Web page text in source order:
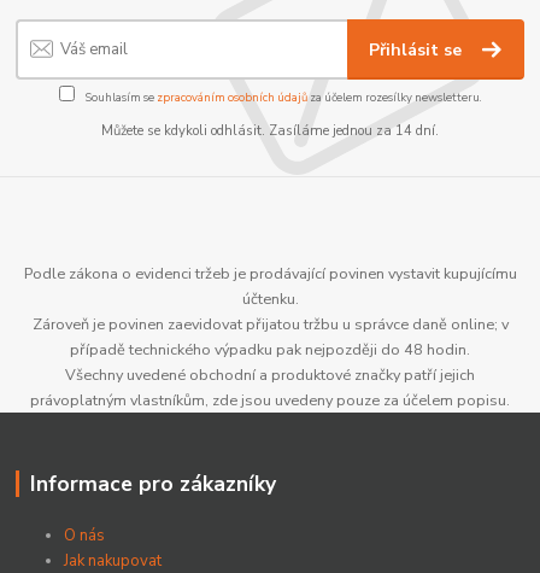
Přihlásit se
Souhlasím se zpracováním osobních údajůza účelem rozesílky newsletteru.
Můžete se kdykoli odhlásit. Zasíláme jednou za 14 dní.
Podle zákona o evidenci tržeb je prodávající povinen vystavit kupujícímu
účtenku.
Zároveň je povinen zaevidovat přijatou tržbu u správce daně online; v
případě technického výpadku pak nejpozději do 48 hodin.
Všechny uvedené obchodní a produktové značky patří jejich
právoplatným vlastníkům, zde jsou uvedeny pouze za účelem popisu.
Informace pro zákazníky
O nás
Jak nakupovat